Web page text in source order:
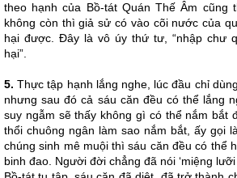
theo hạnh của Bồ-tát Quán Thế Âm cũng
không còn thì giả sử có vào cõi nước của
hại được. Đây là vô úy thứ tư, “nhập chư
hại”.
5. Thực tập hạnh lắng nghe, lúc đầu chỉ
nhưng sau đó cả sáu căn đều có thể lắng
suy ngẫm sẽ thấy không gì có thể nắm bắt
thổi chuông ngân làm sao nắm bắt, ấy gọi
chúng sinh mê muội thì sáu căn đều có thể
binh đao. Người đời chẳng đã nói ‘miệng